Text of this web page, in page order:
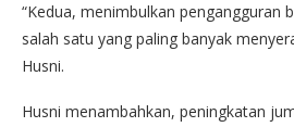
“Kedua, menimbulkan pengangguran
salah satu yang paling banyak
Husni.
Husni menambahkan, peningkatan